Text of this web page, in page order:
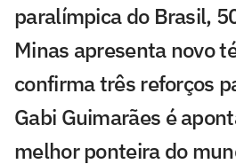
paralímpica do Brasil,
Minas apresenta novo
confirma três reforços
Gabi Guimarães é
melhor ponteira do